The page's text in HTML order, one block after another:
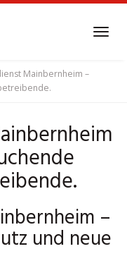
Mainbernheim –
–
und neue